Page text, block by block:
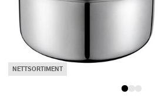
NETTSORTIMENT